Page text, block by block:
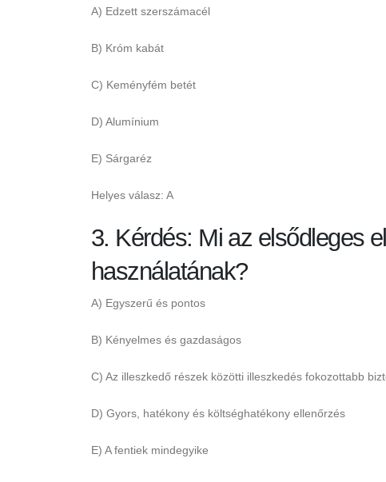
A) Edzett szerszámacél
B) Króm kabát
C) Keményfém betét
D) Alumínium
E) Sárgaréz
Helyes válasz: A
3. Kérdés: Mi az elsődleges
használatának?
A) Egyszerű és pontos
B) Kényelmes és gazdaságos
C) Az illeszkedő részek közötti illeszkedés fokozottabb
D) Gyors, hatékony és költséghatékony ellenőrzés
E) A fentiek mindegyike